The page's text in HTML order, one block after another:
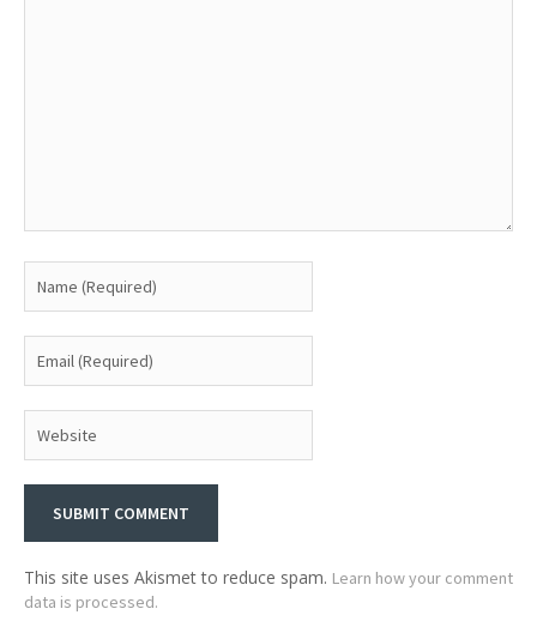
This site uses Akismet to reduce spam. Learn how your comment
data is processed.